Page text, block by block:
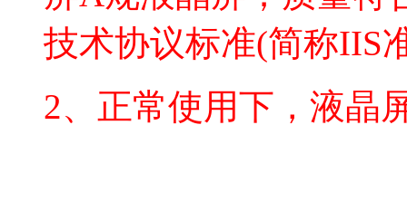
技术协议标准(简称IIS
2、正常使用下，液晶